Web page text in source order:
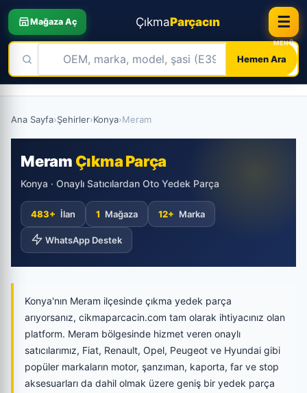
Mağaza Aç ÇıkmaParçacın
Hemen Ara
☰
Ana Sayfa›Şehirler›Konya›Meram
Meram Çıkma Parça
Konya · Onaylı Satıcılardan Oto Yedek Parça
483+ İlan 1 Mağaza 12+ Marka
WhatsApp Destek
Konya'nın Meram ilçesinde çıkma yedek parça
arıyorsanız, cikmaparcacin.com tam olarak ihtiyacınız olan
platform. Meram bölgesinde hizmet veren onaylı
satıcılarımız, Fiat, Renault, Opel, Peugeot ve Hyundai gibi
popüler markaların motor, şanzıman, kaporta, far ve stop
aksesuarları da dahil olmak üzere geniş bir yedek parça